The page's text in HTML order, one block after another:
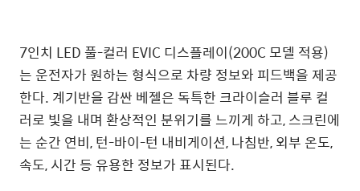
7인치 LED 풀-컬러 EVIC 디스플레이(200C 모델 적용)
는 운전자가 원하는 형식으로 차량 정보와 피드백을 제공
한다. 계기반을 감싼 베젤은 독특한 크라이슬러 블루 컬
러로 빛을 내며 환상적인 분위기를 느끼게 하고, 스크린에
는 순간 연비, 턴-바이-턴 내비게이션, 나침반, 외부 온도,
속도, 시간 등 유용한 정보가 표시된다.